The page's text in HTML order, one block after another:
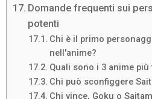
Domande frequenti sui
potenti
Chi è il primo
nell'anime?
Quali sono i 3 anime più
Chi può sconfiggere
Chi vince, Goku o